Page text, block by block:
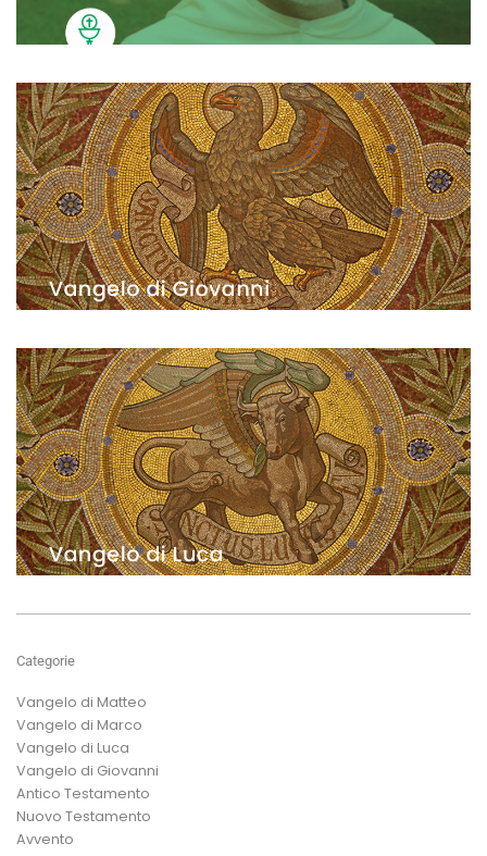
Categorie
Vangelo di Matteo
Vangelo di Marco
Vangelo di Luca
Vangelo di Giovanni
Antico Testamento
Nuovo Testamento
Avvento